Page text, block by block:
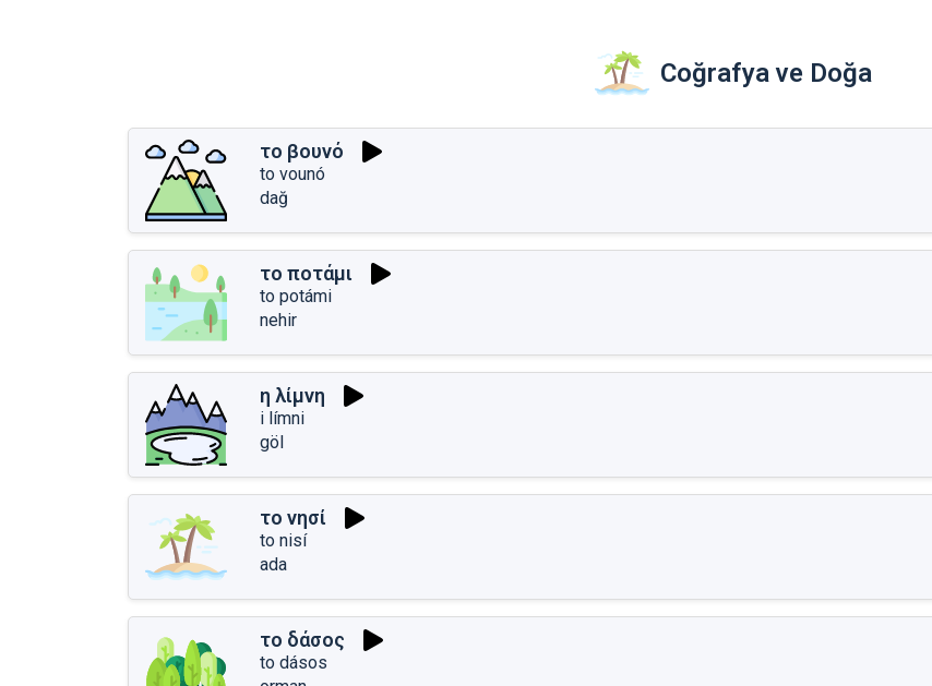
Coğrafya ve Doğa
το βουνό
to vounó
dağ
το ποτάμι
to potámi
nehir
η λίμνη
i límni
göl
το νησί
to nisí
ada
το δάσος
to dásos